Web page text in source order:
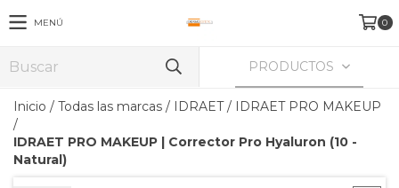
MENÚ 0
PRODUCTOS
Inicio / Todas las marcas / IDRAET / IDRAET PRO MAKEUP
/
IDRAET PRO MAKEUP | Corrector Pro Hyaluron (10 -
Natural)